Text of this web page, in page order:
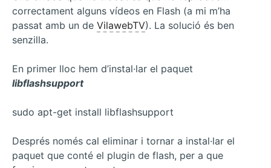
correctament alguns vídeos en Flash (a mi m’ha
passat amb un de VilawebTV). La solució és ben
senzilla.
En primer lloc hem d’instal·lar el paquet
libflashsupport
sudo apt-get install libflashsupport
Després només cal eliminar i tornar a instal·lar el
paquet que conté el plugin de flash, per a que